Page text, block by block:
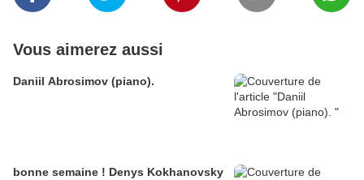
Vous aimerez aussi
Daniil Abrosimov (piano).
bonne semaine ! Denys Kokhanovsky